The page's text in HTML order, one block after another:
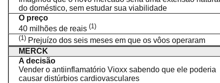
do doméstico, sem estudar sua viabilidade
O preço
40 milhões de reais (1)
(1) Prejuízo dos seis meses em que os vôos operaram
MERCK
A decisão
Vender o antiinflamatório Vioxx sabendo que ele poderia
causar distúrbios cardiovasculares